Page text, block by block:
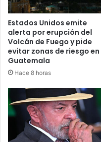
Estados Unidos emite
alerta por erupción del
Volcán de Fuego y pide
evitar zonas de riesgo en
Guatemala
Hace 8 horas